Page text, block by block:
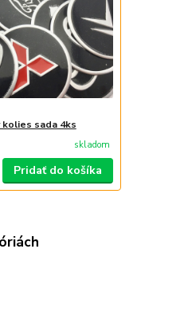
sada 4ks
skladom
Pridať do košíka